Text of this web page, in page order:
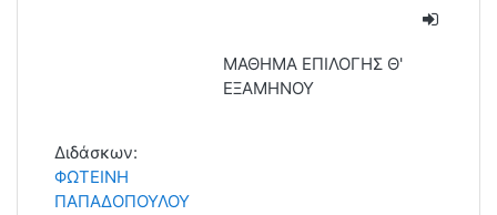
ΜΑΘΗΜΑ ΕΠΙΛΟΓΗΣ Θ'
ΕΞΑΜΗΝΟΥ
Διδάσκων:
ΦΩΤΕΙΝΗ
ΠΑΠΑΔΟΠΟΥΛΟΥ